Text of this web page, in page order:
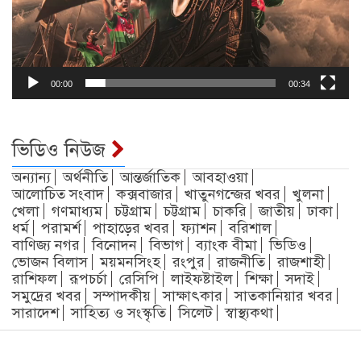
00:00 00:34
ভিডিও নিউজ
অন্যান্য অর্থনীতি আন্তর্জাতিক
আবহাওয়া
আলোচিত সংবাদ
কক্সবাজার খাতুনগন্জের খবর
খুলনা
খেলা
গণমাধ্যম চট্টগ্রাম চট্টগ্রাম চাকরি জাতীয়
ঢাকা
ধর্ম
পরামর্শ পাহাড়ের খবর ফ্যাশন
বরিশাল
বাণিজ্য নগর
বিনোদন বিভাগ ব্যাংক বীমা
ভিডিও
ভোজন বিলাস
ময়মনসিংহ রংপুর রাজনীতি
রাজশাহী
রাশিফল
রূপচর্চা রেসিপি লাইফষ্টাইল শিক্ষা
সদাই
সমুদ্রের খবর
সম্পাদকীয় সাক্ষাৎকার
সাতকানিয়ার খবর
সারাদেশ
সাহিত্য ও সংস্কৃতি সিলেট স্বাস্থ্যকথা